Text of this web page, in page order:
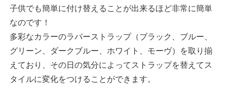
子供でも簡単に付け替えることが出来るほど非常に簡単
なのです！
多彩なカラーのラバーストラップ（ブラック、ブルー、
グリーン、ダークブルー、ホワイト、モーヴ）を取り揃
えており、その日の気分によってストラップを替えてス
タイルに変化をつけることができます。